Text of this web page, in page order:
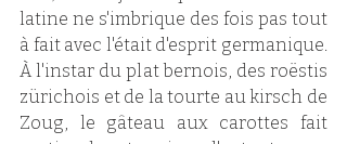
latine ne s'imbrique des fois pas tout
à fait avec l'était d'esprit germanique.
À l'instar du plat bernois, des roëstis
zürichois et de la tourte au kirsch de
Zoug, le gâteau aux carottes fait